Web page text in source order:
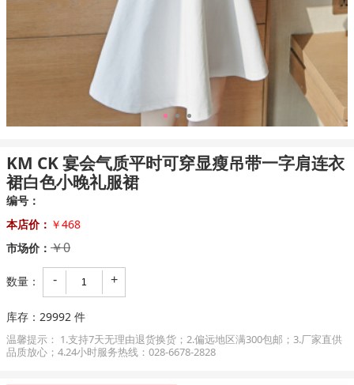
1 2 3
KM CK 宴会气质平时可穿显瘦吊带一字肩连衣
裙白色小晚礼服裙
编号：
本店价： ￥468
市场价： ￥0
数量： - +
库存： 29992 件
温馨提示： 1.支持7天无理由退货换货；2.偏远地区满300包邮；3.厂家直供
品质放心；4.24小时服务热线：028-6678-2828